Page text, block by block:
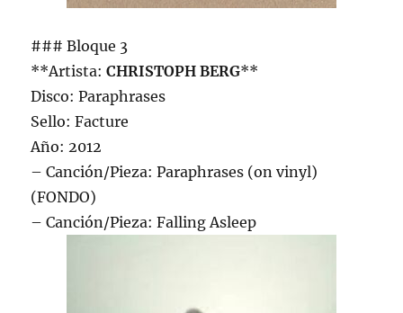
### Bloque 3
**Artista:CHRISTOPH BERG**
Disco: Paraphrases
Sello: Facture
Año: 2012
– Canción/Pieza: Paraphrases (on vinyl)
(FONDO)
– Canción/Pieza: Falling Asleep